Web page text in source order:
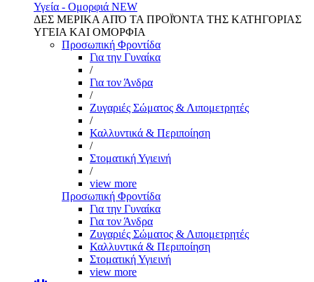
Υγεία - Ομορφιά NEW
ΔΕΣ ΜΕΡΙΚΑ ΑΠΌ ΤΑ ΠΡΟΪΌΝΤΑ ΤΗΣ ΚΑΤΗΓΟΡΙΑΣ
ΥΓΕΙΑ ΚΑΙ ΟΜΟΡΦΙΑ
Προσωπική Φροντίδα
Για την Γυναίκα
/
Για τον Άνδρα
/
Ζυγαριές Σώματος & Λιπομετρητές
/
Καλλυντικά & Περιποίηση
/
Στοματική Υγιεινή
/
view more
Προσωπική Φροντίδα
Για την Γυναίκα
Για τον Άνδρα
Ζυγαριές Σώματος & Λιπομετρητές
Καλλυντικά & Περιποίηση
Στοματική Υγιεινή
view more